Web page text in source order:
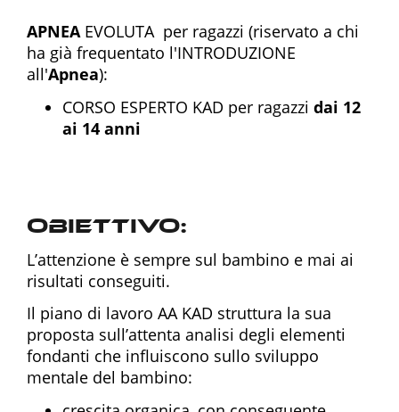
APNEAEVOLUTA per ragazzi (riservato a chi
ha già frequentato l'INTRODUZIONE
all'Apnea):
CORSO ESPERTO KAD per ragazzi dai 12
ai 14 anni
Obiettivo:
L’attenzione è sempre sul bambino e mai ai
risultati conseguiti.
Il piano di lavoro AA KAD struttura la sua
proposta sull’attenta analisi degli elementi
fondanti che influiscono sullo sviluppo
mentale del bambino: